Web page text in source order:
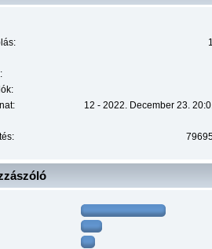
12 - 2022. December 23.